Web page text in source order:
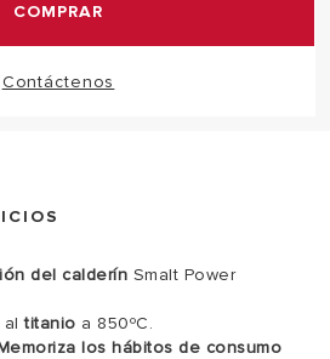
COMPRAR
Contáctenos
del calderín Smalt Power
titanio a 850ºC.
los hábitos de consumo